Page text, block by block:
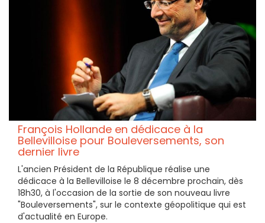
François Hollande en dédicace à la
Bellevilloise pour Bouleversements, son
dernier livre
L'ancien Président de la République réalise une
dédicace à la Bellevilloise le 8 décembre prochain, dès
18h30, à l'occasion de la sortie de son nouveau livre
"Bouleversements", sur le contexte géopolitique qui est
d'actualité en Europe.